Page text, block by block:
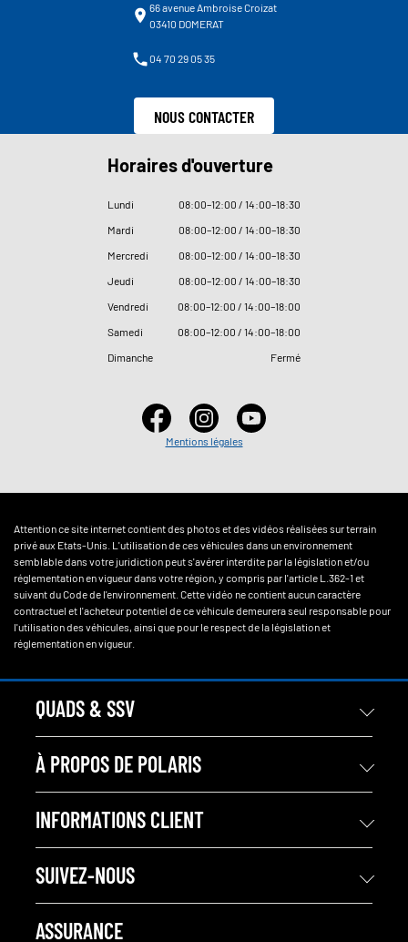
66 avenue Ambroise Croizat
03410 DOMERAT
04 70 29 05 35
NOUS CONTACTER
Horaires d'ouverture
Lundi 08:00–12:00 / 14:00–18:30
Mardi
08:00–12:00 / 14:00–18:30
Mercredi
08:00–12:00 / 14:00–18:30
Jeudi
08:00–12:00 / 14:00–18:30
Vendredi
08:00–12:00 / 14:00–18:00
Samedi
08:00–12:00 / 14:00–18:00
Dimanche
Fermé
Mentions légales
Attention ce site internet contient des photos et des vidéos réalisées sur terrain
privé aux Etats-Unis. L'utilisation de ces véhicules dans un environnement
semblable dans votre juridiction peut s'avérer interdite par la législation et/ou
réglementation en vigueur dans votre région, y compris par l'article L.362-1 et
suivant du Code de l'environnement. Cette vidéo ne contient aucun caractère
contractuel et l'acheteur potentiel de ce véhicule demeurera seul responsable pour
l'utilisation des véhicules, ainsi que pour le respect de la législation et
réglementation en vigueur.
QUADS & SSV
À PROPOS DE POLARIS
INFORMATIONS CLIENT
SUIVEZ-NOUS
ASSURANCE